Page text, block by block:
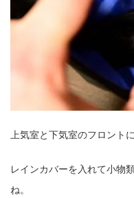
上気室と下気室のフロント
レインカバーを入れて小物
ね。